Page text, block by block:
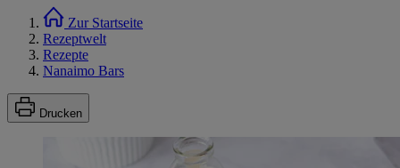
Zur Startseite
Rezeptwelt
Rezepte
Nanaimo Bars
Drucken